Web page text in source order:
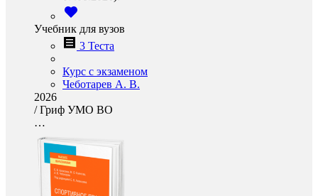
Учебник для вузов
3 Теста
Курс с экзаменом
Чеботарев А. В.
2026
/Гриф УМО ВО
…